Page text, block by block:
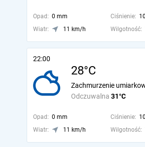
Opad: 0 mm Ciśnienie:
Wiatr:
11 km/h Wilgotność:
22:00
28°C
Odczuwalna 31°C
Zachmurzenie
Opad: 0 mm Ciśnienie:
Wiatr:
11 km/h Wilgotność: